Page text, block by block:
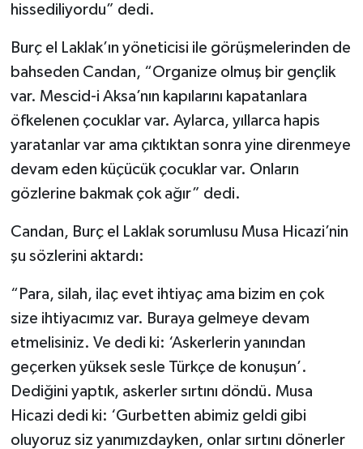
hissediliyordu” dedi.
Burç el Laklak’ın yöneticisi ile görüşmelerinden de
bahseden Candan, “Organize olmuş bir gençlik
var. Mescid-i Aksa’nın kapılarını kapatanlara
öfkelenen çocuklar var. Aylarca, yıllarca hapis
yaratanlar var ama çıktıktan sonra yine direnmeye
devam eden küçücük çocuklar var. Onların
gözlerine bakmak çok ağır” dedi.
Candan, Burç el Laklak sorumlusu Musa Hicazi’nin
şu sözlerini aktardı:
“Para, silah, ilaç evet ihtiyaç ama bizim en çok
size ihtiyacımız var. Buraya gelmeye devam
etmelisiniz. Ve dedi ki: ‘Askerlerin yanından
geçerken yüksek sesle Türkçe de konuşun’.
Dediğini yaptık, askerler sırtını döndü. Musa
Hicazi dedi ki: ‘Gurbetten abimiz geldi gibi
oluyoruz siz yanımızdayken, onlar sırtını dönerler